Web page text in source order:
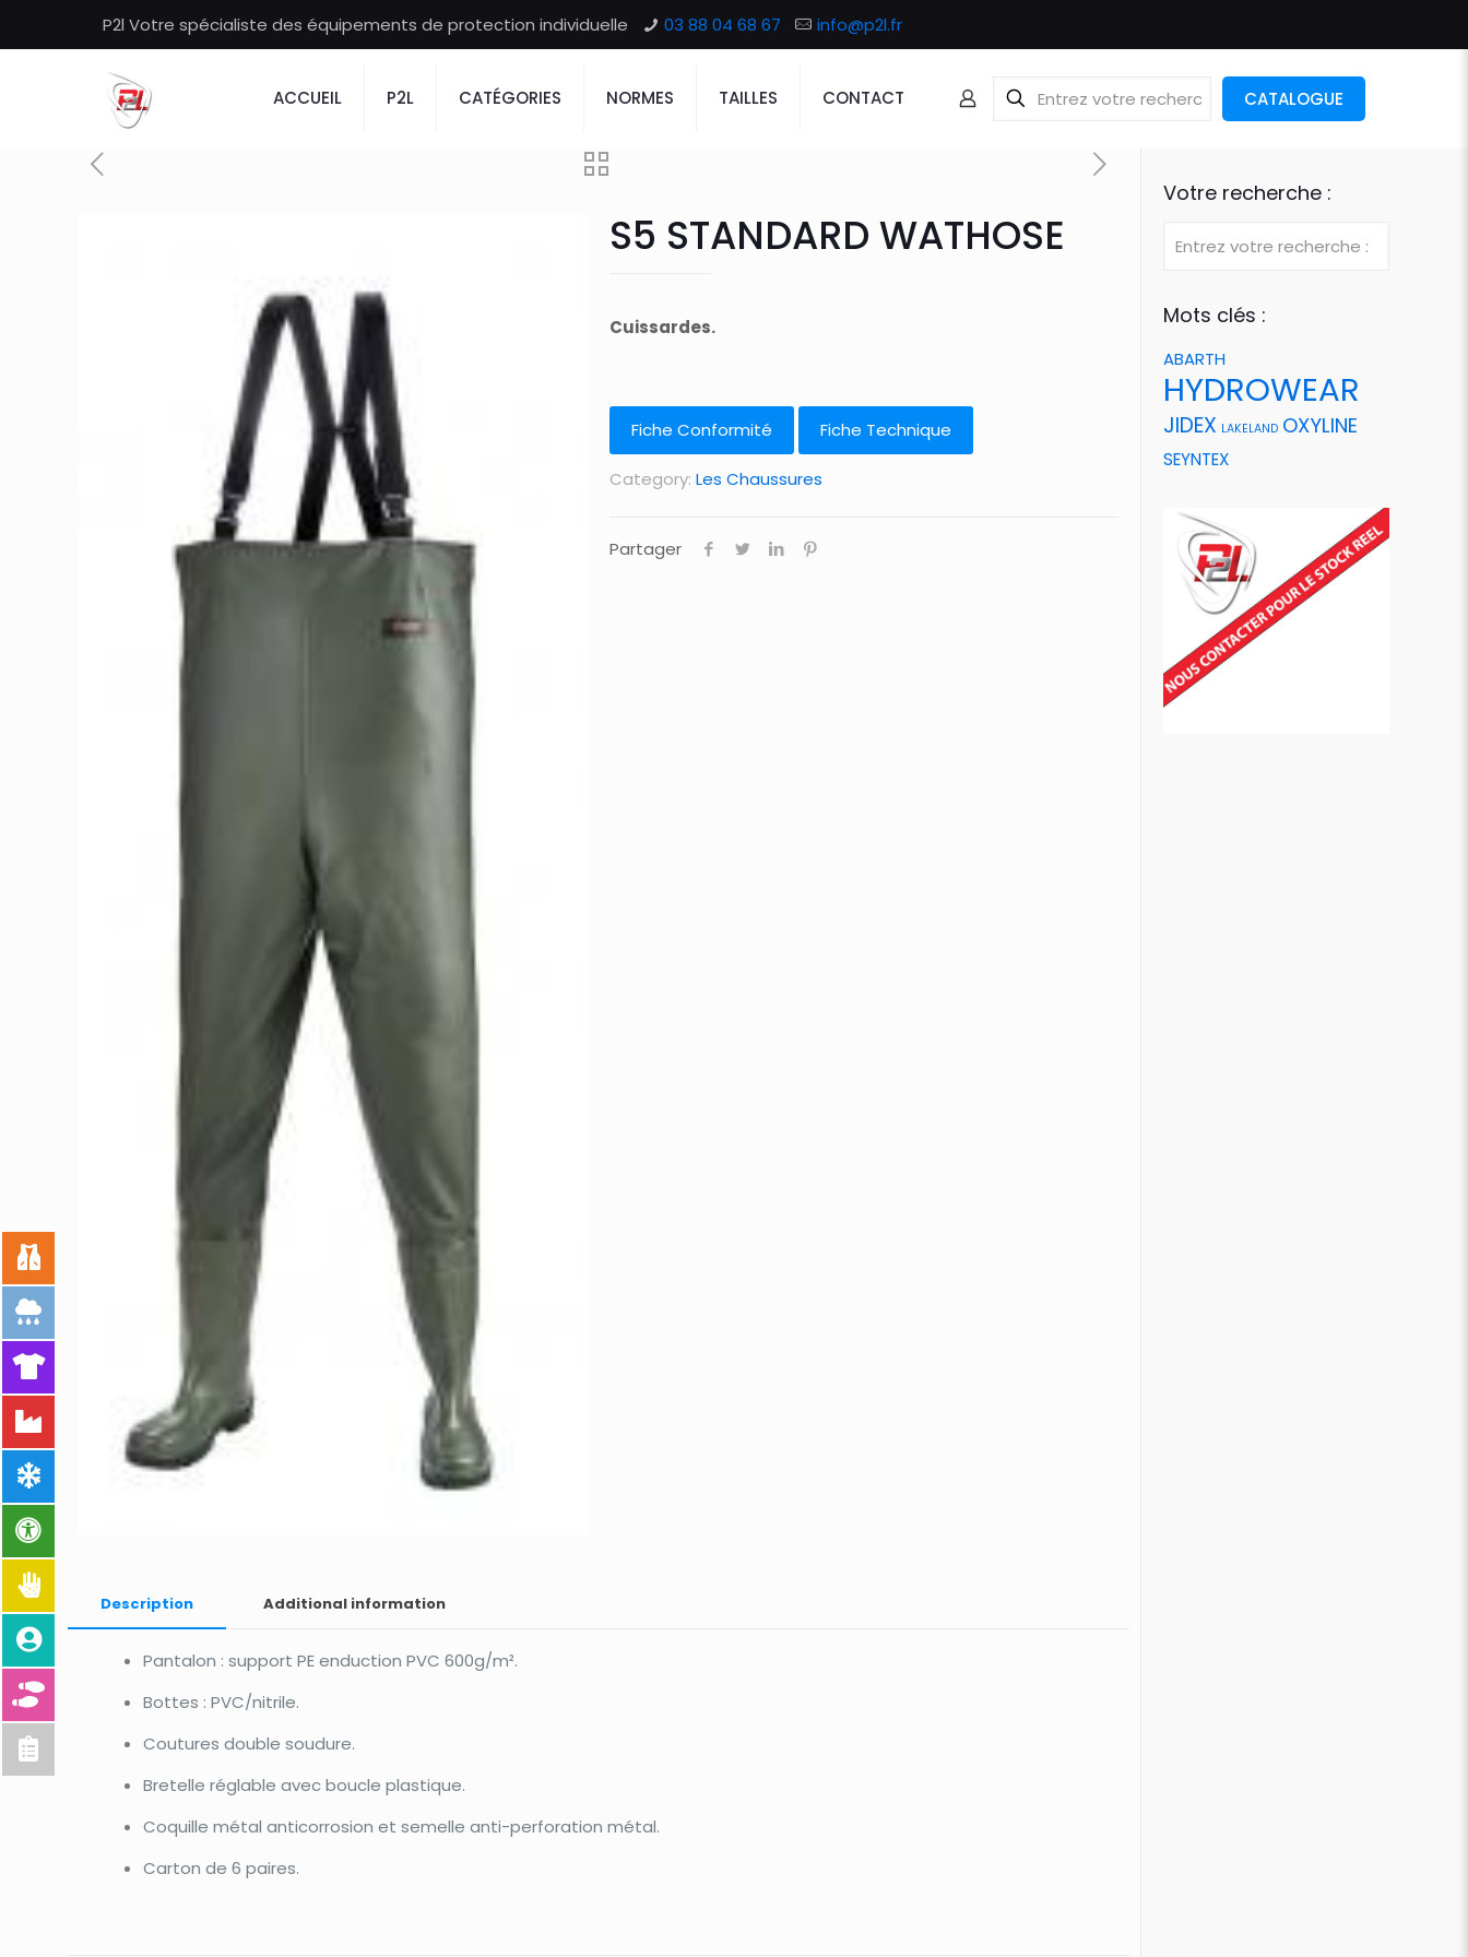
P2l Votre spécialiste des équipements de protection individuelle 03 88 04 68 67 info@p2l.fr
ACCUEIL P2L CATÉGORIES NORMES TAILLES CONTACT CATALOGUE
S5 STANDARD WATHOSE
Cuissardes.
Fiche Conformité Fiche Technique
Category: Les Chaussures
Partager
Description Additional information
Pantalon : support PE enduction PVC 600g/m².
Bottes : PVC/nitrile.
Coutures double soudure.
Bretelle réglable avec boucle plastique.
Coquille métal anticorrosion et semelle anti-perforation métal.
Carton de 6 paires.
Votre recherche :
Mots clés :
ABARTH
HYDROWEAR
JIDEX LAKELAND OXYLINE
SEYNTEX